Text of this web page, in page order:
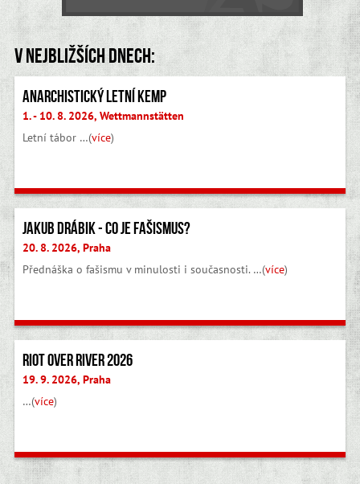
V nejbližších dnech:
Anarchistický letní kemp
1. - 10. 8. 2026, Wettmannstätten
Letní tábor …(více)
Jakub Drábik - Co je fašismus?
20. 8. 2026, Praha
Přednáška o fašismu v minulosti i současnosti. …(více)
Riot Over River 2026
19. 9. 2026, Praha
…(více)